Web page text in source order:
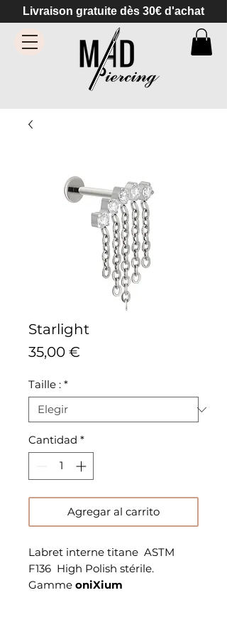
Livraison gratuite dès 30€ d'achat
Starlight
35,00 €
Taille : *
Cantidad *
Agregar al carrito
Labret interne titane ASTM
F136 High Polish stérile.
Gamme oniXium